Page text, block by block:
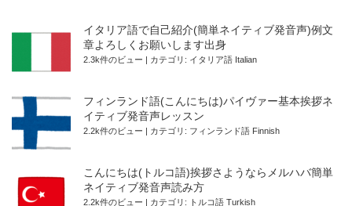
イタリア語で自己紹介(簡単ネイティブ発音声)例文
章よろしくお願いします出身
2.3k件のビュー カテゴリ: イタリア語 Italian
フィンランド語(こんにちは)パイヴァー基本挨拶ネ
イティブ発音声レッスン
2.2k件のビュー カテゴリ: フィンランド語 Finnish
こんにちは(トルコ語)挨拶さようならメルハバ簡単
ネイティブ発音声読み方
2.2k件のビュー カテゴリ: トルコ語 Turkish